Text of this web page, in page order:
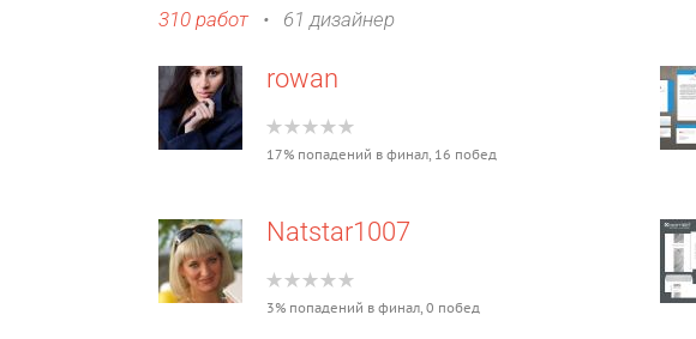
310 работ• 61 дизайнер
rowan
17% попадений в финал, 16 побед
Natstar1007
3% попадений в финал, 0 побед